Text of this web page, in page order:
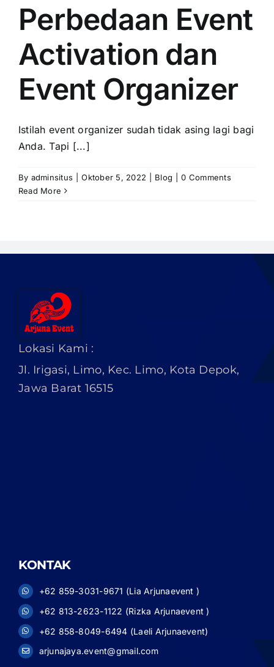
Perbedaan Event
Activation dan
Event Organizer
Istilah event organizer sudah tidak asing lagi bagi
Anda. Tapi [...]
By adminsitus Oktober 5, 2022 Blog
0 Comments
Read More
Lokasi Kami :
Jl. Irigasi, Limo, Kec. Limo, Kota Depok,
Jawa Barat 16515
KONTAK
+62 859-3031-9671 (Lia Arjunaevent )
+62 813-2623-1122 (Rizka Arjunaevent )
+62 858-8049-6494 (Laeli Arjunaevent)
arjunajaya.event@gmail.com